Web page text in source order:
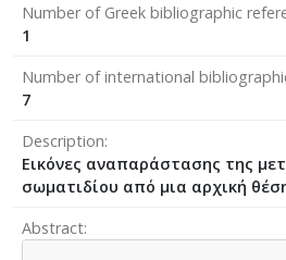
Number of Greek bibliographic
1
Number of international
7
Description
Εικόνες αναπαράστασης της
σωματιδίου από μια αρχική
Abstract